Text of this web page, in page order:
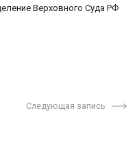
Верховного Суда РФ
Следующая запись